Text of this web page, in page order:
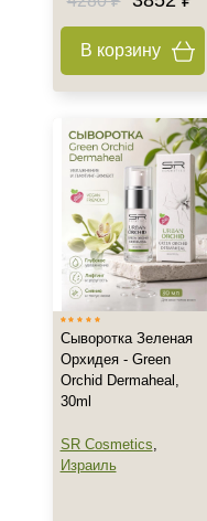
В корзину
Сыворотка Зеленая
Орхидея - Green
Orchid Dermaheal,
30ml
SR Cosmetics,
Израиль